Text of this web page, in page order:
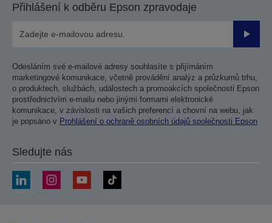
Přihlášení k odběru Epson zpravodaje
Odesláním své e-mailové adresy souhlasíte s přijímáním
marketingové komunikace, včetně provádění analýz a průzkumů trhu,
o produktech, službách, událostech a promoakcích společnosti Epson
prostřednictvím e-mailu nebo jinými formami elektronické
komunikace, v závislosti na vašich preferencí a chovní na webu, jak
je popsáno v Prohlášení o ochraně osobních údajů společnosti Epson
Sledujte nás